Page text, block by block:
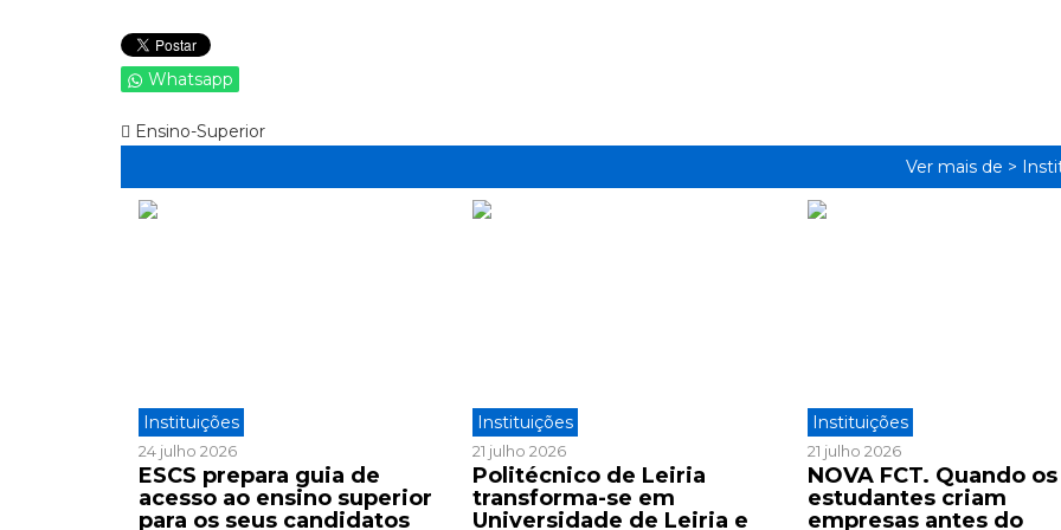
Whatsapp
Ensino-Superior
Ver mais de >
Instituições
24 julho 2026
ESCS prepara guia de
acesso ao ensino superior
para os seus candidatos
Instituições
21 julho 2026
Politécnico de Leiria
transforma-se em
Universidade de Leiria e
Instituições
21 julho 2026
NOVA FCT. Quando os
estudantes criam
empresas antes do